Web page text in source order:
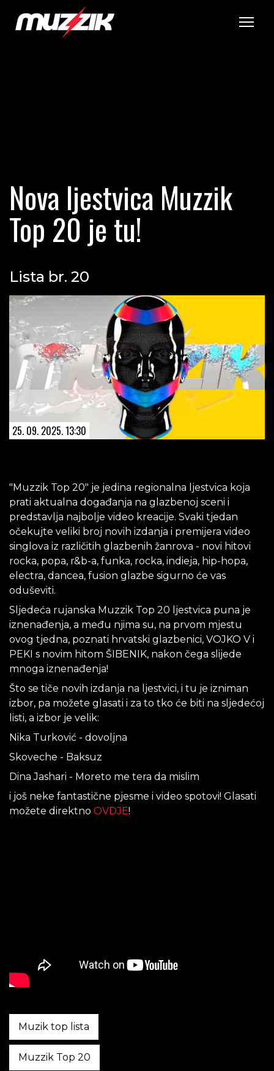
Nova ljestvica Muzzik
Top 20 je tu!
Lista br. 20
25. 09. 2025. 13:30
"Muzzik Top 20" je jedina regionalna ljestvica koja
prati aktualna događanja na glazbenoj sceni i
predstavlja najbolje video kreacije. Svaki tjedan
očekujte veliki broj novih izdanja i premijera video
singlova iz različitih glazbenih žanrova - novi hitovi
rocka, popa, r&b-a, funka, rocka, indieja, hip-hopa,
electra, dancea, fusion glazbe sigurno će vas
oduševiti.
Sljedeća rujanska Muzzik Top 20 ljestvica puna je
iznenađenja, a među njima su, na prvom mjestu
ovog tjedna, poznati hrvatski glazbenici, VOJKO V i
PEKI s novim hitom ŠIBENIK, nakon čega slijede
mnoga iznenađenja!
Što se tiče novih izdanja na ljestvici, i tu je izniman
izbor, pa možete glasati i za to tko će biti na sljedećoj
listi, a izbor je velik:
Nika Turković - dovoljna
Skoveche - Baksuz
Dina Jashari - Moreto me tera da mislim
i još neke fantastične pjesme i video spotovi! Glasati
možete direktno OVDJE!
Muzik top lista
Muzzik Top 20